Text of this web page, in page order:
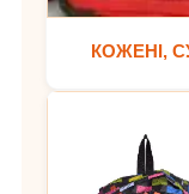
КОЖЕНІ,